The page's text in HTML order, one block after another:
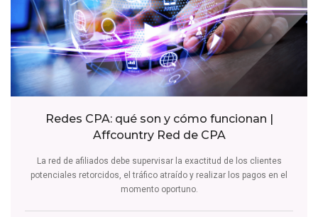
Redes CPA: qué son y cómo funcionan |
Affcountry Red de CPA
La red de afiliados debe supervisar la exactitud de los clientes
potenciales retorcidos, el tráfico atraído y realizar los pagos en el
momento oportuno.